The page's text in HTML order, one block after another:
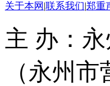
关于本网 |联系我们|郑重
主 办：
（永州